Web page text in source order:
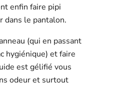
enfin faire pipi
dans le pantalon.
(qui en passant
hygiénique) et faire
est gélifié vous
odeur et surtout